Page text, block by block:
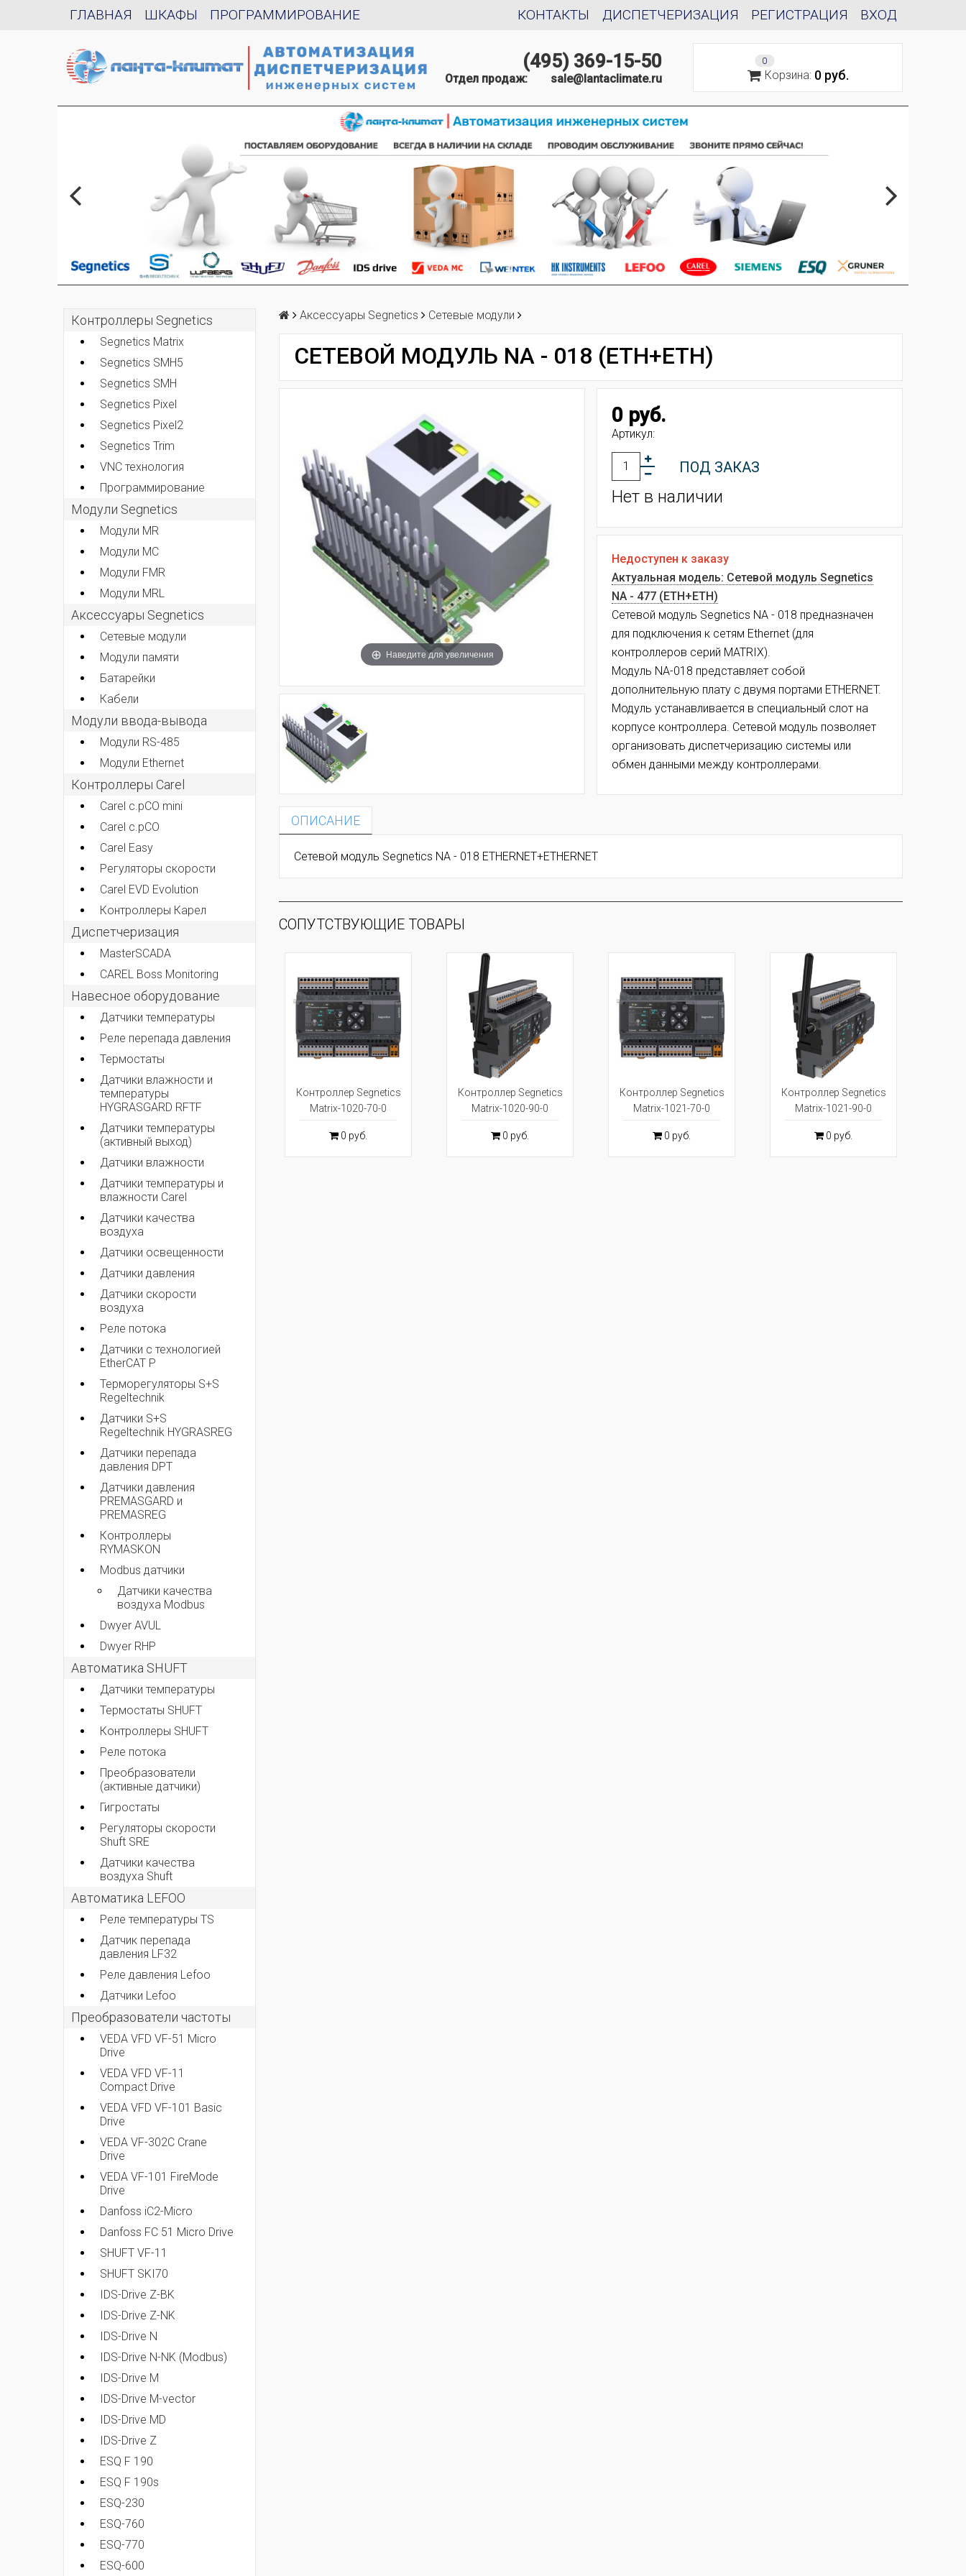
ГЛАВНАЯ ШКАФЫ ПРОГРАММИРОВАНИЕ ВХОД
РЕГИСТРАЦИЯ
ДИСПЕТЧЕРИЗАЦИЯ
КОНТАКТЫ
(495) 369-15-50
Отдел продаж: sale@lantaclimate.ru
0
Корзина: 0 руб.
Контроллеры Segnetics
Segnetics Matrix
Segnetics SMH5
Segnetics SMH
Segnetics Pixel
Segnetics Pixel2
Segnetics Trim
VNC технология
Программирование
Модули Segnetics
Модули MR
Модули MC
Модули FMR
Модули MRL
Аксессуары Segnetics
Сетевые модули
Модули памяти
Батарейки
Кабели
Модули ввода-вывода
Модули RS-485
Модули Ethernet
Контроллеры Carel
Carel c.pCO mini
Carel c.pCO
Carel Easy
Регуляторы скорости
Carel EVD Evolution
Контроллеры Карел
Диспетчеризация
MasterSCADA
CAREL Boss Monitoring
Навесное оборудование
Датчики температуры
Реле перепада давления
Термостаты
Датчики влажности и
температуры
HYGRASGARD RFTF
Датчики температуры
(активный выход)
Датчики влажности
Датчики температуры и
влажности Carel
Датчики качества
воздуха
Датчики освещенности
Датчики давления
Датчики скорости
воздуха
Реле потока
Датчики с технологией
EtherCAT P
Терморегуляторы S+S
Regeltechnik
Датчики S+S
Regeltechnik HYGRASREG
Датчики перепада
давления DPT
Датчики давления
PREMASGARD и
PREMASREG
Контроллеры
RYMASKON
Modbus датчики
Датчики качества
воздуха Modbus
Dwyer AVUL
Dwyer RHP
Автоматика SHUFT
Датчики температуры
Термостаты SHUFT
Контроллеры SHUFT
Реле потока
Преобразователи
(активные датчики)
Гигростаты
Регуляторы скорости
Shuft SRE
Датчики качества
воздуха Shuft
Автоматика LEFOO
Реле температуры TS
Датчик перепада
давления LF32
Реле давления Lefoo
Датчики Lefoo
Преобразователи частоты
VEDA VFD VF-51 Micro
Drive
VEDA VFD VF-11
Compact Drive
VEDA VFD VF-101 Basic
Drive
VEDA VF-302C Crane
Drive
VEDA VF-101 FireMode
Drive
Danfoss iC2-Micro
Danfoss FC 51 Micro Drive
SHUFT VF-11
SHUFT SKI70
IDS-Drive Z-BK
IDS-Drive Z-NK
IDS-Drive N
IDS-Drive N-NK (Modbus)
IDS-Drive M
IDS-Drive M-vector
IDS-Drive MD
IDS-Drive Z
ESQ F 190
ESQ F 190s
ESQ-230
ESQ-760
ESQ-770
ESQ-600
Аксессуары Segnetics Сетевые модули
СЕТЕВОЙ МОДУЛЬ NA - 018 (ETH+ETH)
Наведите для увеличения
0 руб.
Артикул:
ПОД ЗАКАЗ
Нет в наличии
Недоступен к заказу
Актуальная модель: Сетевой модуль Segnetics
NA - 477 (ETH+ETH)
Сетевой модуль Segnetics NA - 018 предназначен
для подключения к сетям Ethernet (для
контроллеров серий MATRIX).
Модуль NA-018 представляет собой
дополнительную плату с двумя портами ETHERNET.
Модуль устанавливается в специальный слот на
корпусе контроллера. Сетевой модуль позволяет
организовать диспетчеризацию системы или
обмен данными между контроллерами.
ОПИСАНИЕ
Сетевой модуль Segnetics NA - 018 ETHERNET+ETHERNET
СОПУТСТВУЮЩИЕ ТОВАРЫ
Контроллер Segnetics
Matrix-1020-70-0
0 руб.
Контроллер Segnetics
Matrix-1020-90-0
0 руб.
Контроллер Segnetics
Matrix-1021-70-0
0 руб.
Контроллер Segnetics
Matrix-1021-90-0
0 руб.